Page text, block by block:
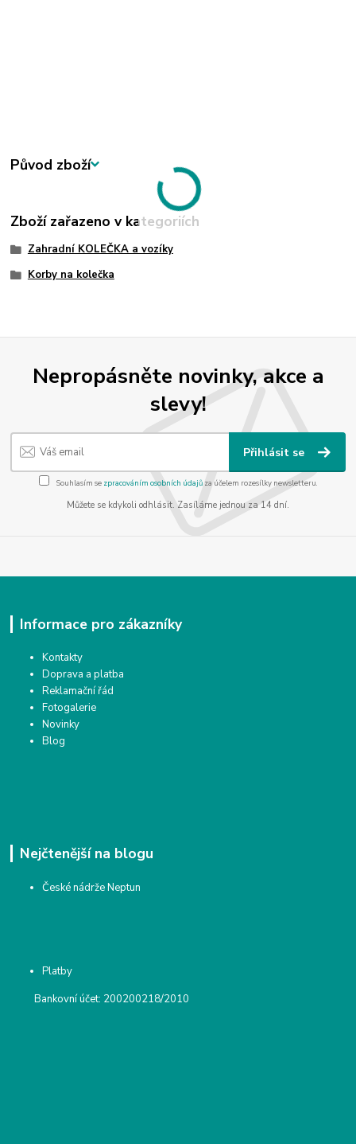
Původ zboží
Zboží zařazeno v kategoriích
Zahradní KOLEČKA a vozíky
Korby na kolečka
Nepropásněte novinky, akce a
slevy!
Přihlásit se
Souhlasím se zpracováním osobních údajůza účelem rozesílky newsletteru.
Můžete se kdykoli odhlásit. Zasíláme jednou za 14 dní.
Informace pro zákazníky
Kontakty
Doprava a platba
Reklamační řád
Fotogalerie
Novinky
Blog
Nejčtenější na blogu
České nádrže Neptun
Platby
Bankovní účet: 200200218/2010